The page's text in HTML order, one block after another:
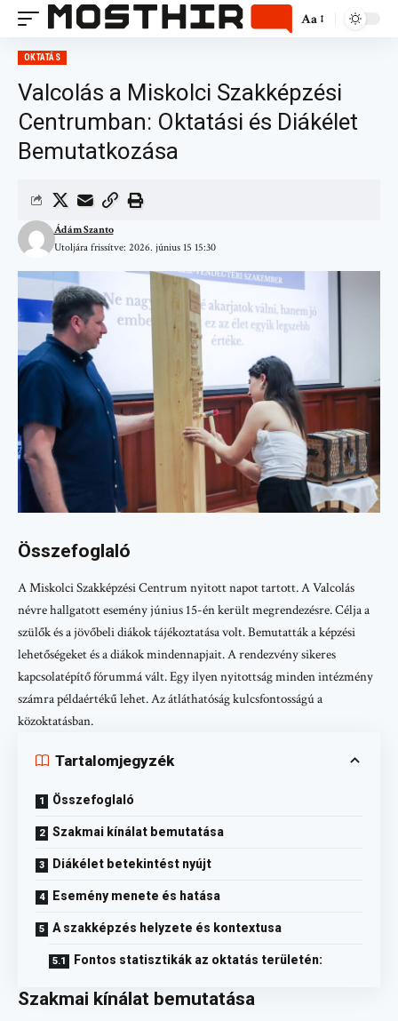
Aa
OKTATÁS
Valcolás a Miskolci Szakképzési
Centrumban: Oktatási és Diákélet
Bemutatkozása
Utoljára frissítve: 2026. június 15 15:30
Ádám Szanto
Összefoglaló
A Miskolci Szakképzési Centrum nyitott napot tartott. A Valcolás
névre hallgatott esemény június 15-én került megrendezésre. Célja a
szülők és a jövőbeli diákok tájékoztatása volt. Bemutatták a képzési
lehetőségeket és a diákok mindennapjait. A rendezvény sikeres
kapcsolatépítő fórummá vált. Egy ilyen nyitottság minden intézmény
számra példaértékű lehet. Az átláthatóság kulcsfontosságú a
közoktatásban.
Tartalomjegyzék
Összefoglaló
Szakmai kínálat bemutatása
Diákélet betekintést nyújt
Esemény menete és hatása
A szakképzés helyzete és kontextusa
Fontos statisztikák az oktatás területén:
Szakmai kínálat bemutatása